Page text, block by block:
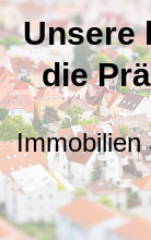
Unsere
die